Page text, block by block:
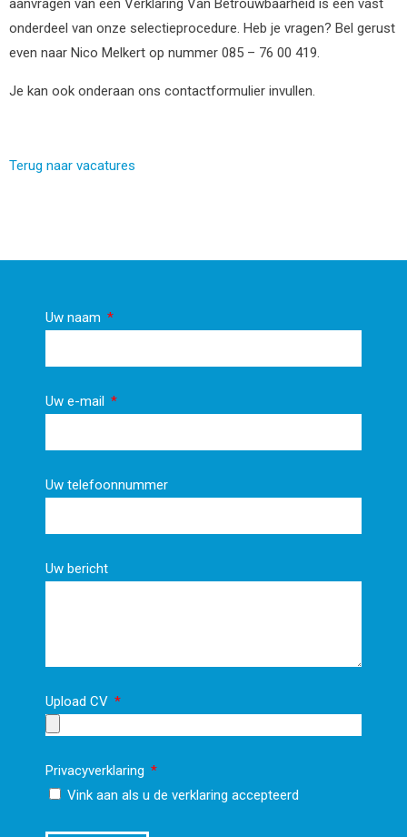
aanvragen van een Verklaring Van Betrouwbaarheid is een vast
onderdeel van onze selectieprocedure. Heb je vragen? Bel gerust
even naar Nico Melkert op nummer 085 – 76 00 419.
Je kan ook onderaan ons contactformulier invullen.
Terug naar vacatures
Uw naam
Uw e-mail
Uw telefoonnummer
Uw bericht
Upload CV
Privacyverklaring
Vink aan als u de verklaring accepteerd